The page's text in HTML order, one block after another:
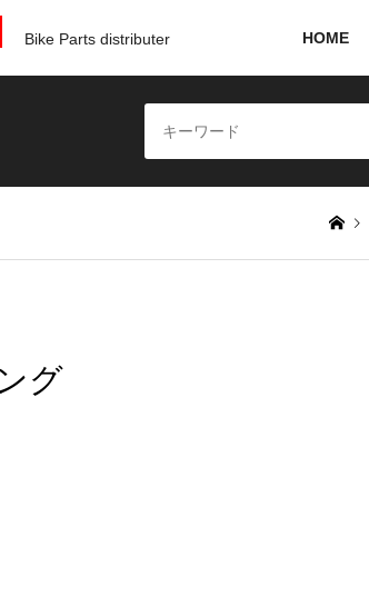
Bike Parts distributer HOME
グ